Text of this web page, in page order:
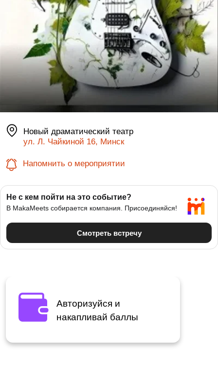
Новый драматический театр
ул. Л. Чайкиной 16, Минск
Напомнить о мероприятии
Авторизуйся и
накапливай баллы